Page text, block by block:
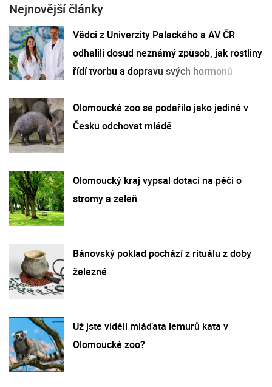
Nejnovější články
Vědci z Univerzity Palackého a AV ČR
odhalili dosud neznámý způsob, jak rostliny
řídí tvorbu a dopravu svých hormonů
Olomoucké zoo se podařilo jako jediné v
Česku odchovat mládě
Olomoucký kraj vypsal dotaci na péči o
stromy a zeleň
Bánovský poklad pochází z rituálu z doby
železné
Už jste viděli mláďata lemurů kata v
Olomoucké zoo?